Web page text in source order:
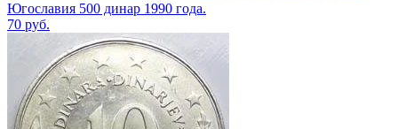
Югославия 500 динар 1990 года.
70 руб.